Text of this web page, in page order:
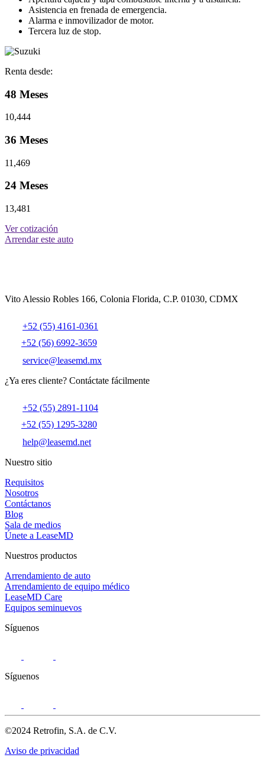
Asistencia en frenada de emergencia.
Alarma e inmovilizador de motor.
Tercera luz de stop.
Renta desde:
48 Meses
10,444
36 Meses
11,469
24 Meses
13,481
Ver cotización
Arrendar este auto
Vito Alessio Robles 166, Colonia Florida, C.P. 01030, CDMX
+52 (55) 4161-0361
+52 (56) 6992-3659
service@leasemd.mx
¿Ya eres cliente? Contáctate fácilmente
+52 (55) 2891-1104
+52 (55) 1295-3280
help@leasemd.net
Nuestro sitio
Requisitos
Nosotros
Contáctanos
Blog
Sala de medios
Únete a LeaseMD
Nuestros productos
Arrendamiento de auto
Arrendamiento de equipo médico
LeaseMD Care
Equipos seminuevos
Síguenos
Síguenos
©2024 Retrofin, S.A. de C.V.
Aviso de privacidad